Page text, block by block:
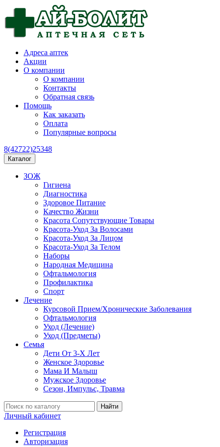
Адреса аптек
Акции
О компании
О компании
Контакты
Обратная связь
Помощь
Как заказать
Оплата
Популярные вопросы
8(42722)25348
Каталог
ЗОЖ
Гигиена
Диагностика
Здоровое Питание
Качество Жизни
Красота Сопутствующие Товары
Красота-Уход За Волосами
Красота-Уход За Лицом
Красота-Уход За Телом
Наборы
Народная Медицина
Офтальмология
Профилактика
Спорт
Лечение
Курсовой Прием/Хронические Заболевания
Офтальмология
Уход (Лечение)
Уход (Предметы)
Семья
Дети От 3-Х Лет
Женское Здоровье
Мама И Малыш
Мужское Здоровье
Сезон, Импульс, Травма
Найти
Личный кабинет
Регистрация
Авторизация